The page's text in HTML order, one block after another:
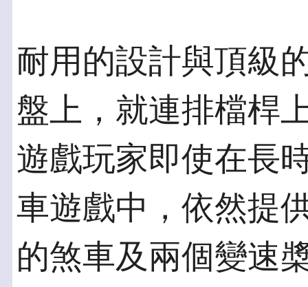
耐用的設計與頂級
盤上，就連排檔桿
遊戲玩家即使在長
車遊戲中，依然提
的煞車及兩個變速